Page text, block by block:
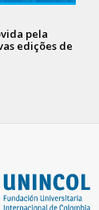
pela
edições de